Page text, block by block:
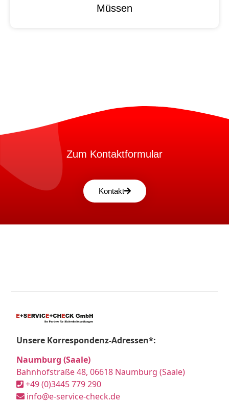
Müssen
Zum Kontaktformular
Kontakt
Unsere Korrespondenz-Adressen*:
Naumburg (Saale)
Bahnhofstraße 48, 06618 Naumburg (Saale)
+49 (0)3445 779 290
info@e-service-check.de